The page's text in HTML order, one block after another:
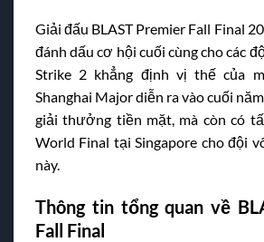
Giải đấu BLAST Premier Fall Final
đánh dấu cơ hội cuối cùng cho các
Strike 2 khẳng định vị thế của
Shanghai Major diễn ra vào cuối
giải thưởng tiền mặt, mà còn có
World Final tại Singapore cho đội
này.
Thông tin tổng quan về
Fall Final